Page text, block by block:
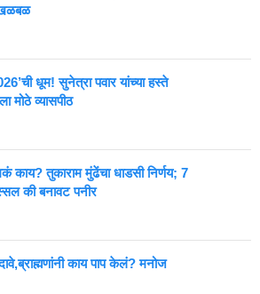
धूम! सुनेत्रा पवार यांच्या हस्ते
मोठे व्यासपीठ
काय? तुकाराम मुंढेंचा धाडसी निर्णय; 7
की बनावट पनीर
काय पाप केलं? मनोज